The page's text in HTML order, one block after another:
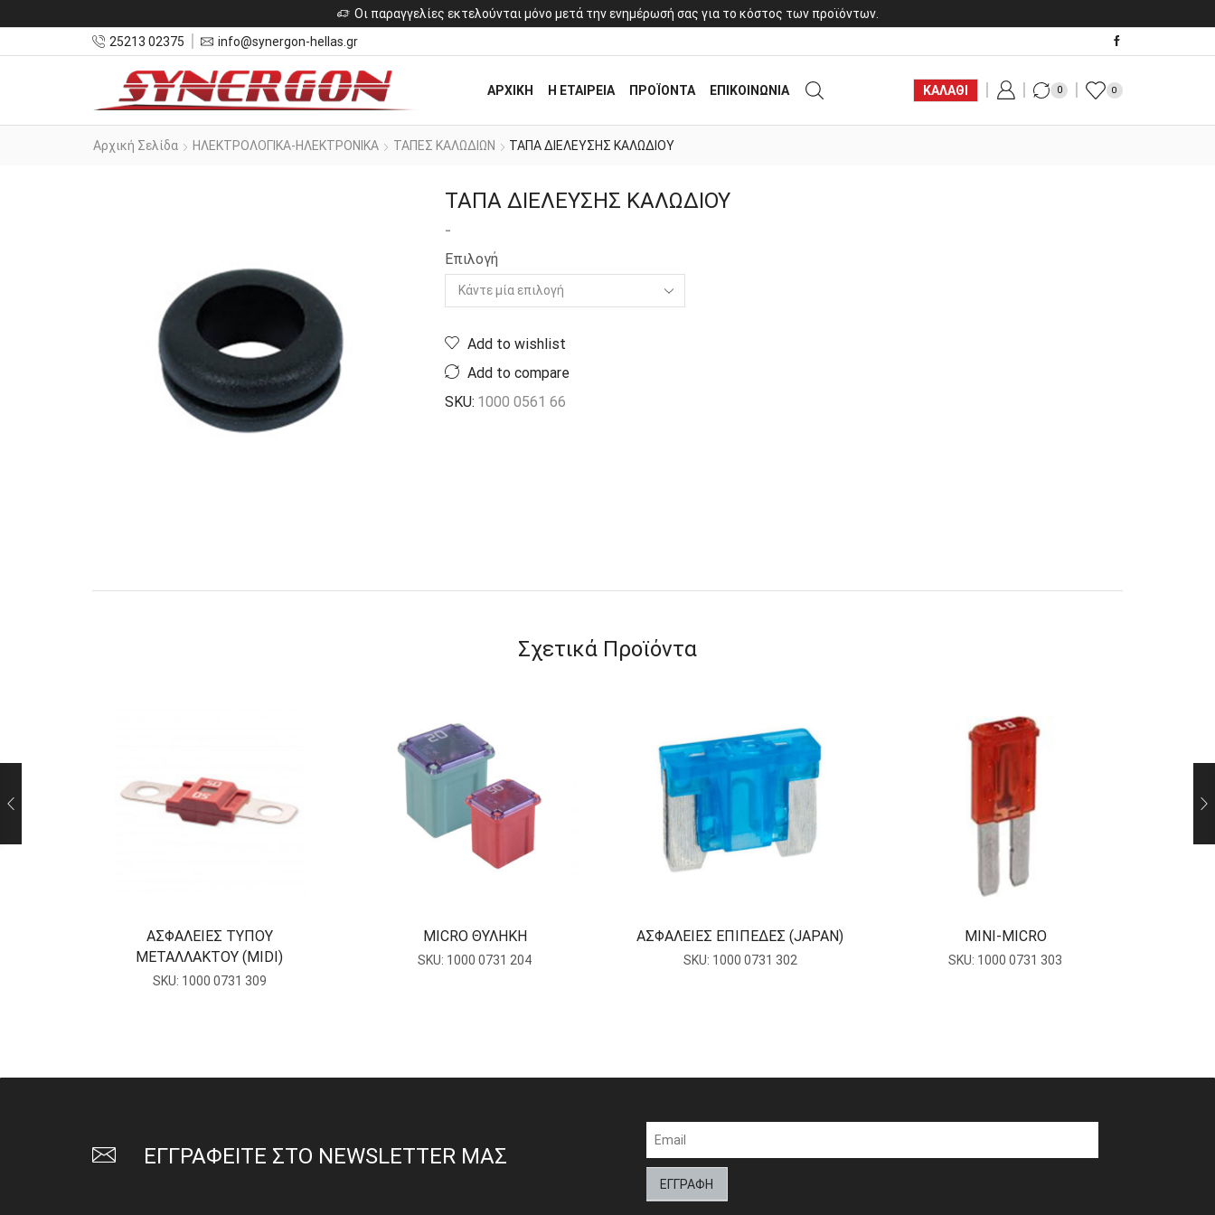
Οι παραγγελίες εκτελούνται μόνο μετά την ενημέρωσή σας για το κόστος των προϊόντων.
25213 02375
info@synergon-hellas.gr
ΑΡΧΙΚΗ Η ΕΤΑΙΡΕΙΑ ΠΡΟΪΟΝΤΑ ΕΠΙΚΟΙΝΩΝΙΑ ΚΑΛΑΘΙ 0 0
Αρχική Σελίδα ΗΛΕΚΤΡΟΛΟΓΙΚΑ-ΗΛΕΚΤΡΟΝΙΚΑ ΤΑΠΕΣ ΚΑΛΩΔΙΩΝ ΤΑΠΑ ΔΙΕΛΕΥΣΗΣ ΚΑΛΩΔΙΟΥ
ΤΑΠΑ ΔΙΕΛΕΥΣΗΣ ΚΑΛΩΔΙΟΥ
-
Επιλογή
Add to wishlist
Add to compare
SKU: 1000 0561 66
Σχετικά Προϊόντα
ΑΣΦΑΛΕΙΕΣ ΤΥΠΟΥ
ΜΕΤΑΛΛΑΚΤΟΥ (MIDI)
SKU: 1000 0731 309
MICRO ΘΥΛΗΚΗ
SKU: 1000 0731 204
ΑΣΦΑΛΕΙΕΣ ΕΠΙΠΕΔΕΣ (JAPAN)
SKU: 1000 0731 302
MINI-MICRO
SKU: 1000 0731 303
ΕΓΓΡΑΦΕΙΤΕ ΣΤΟ NEWSLETTER ΜΑΣ